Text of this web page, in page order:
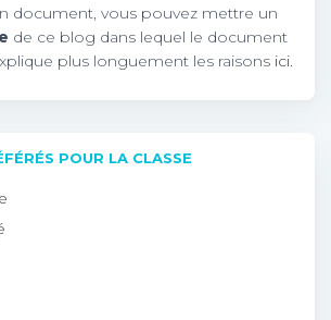
document, vous pouvez mettre un
de ce blog dans lequel le document
plus longuement les raisons ici.
POUR LA CLASSE